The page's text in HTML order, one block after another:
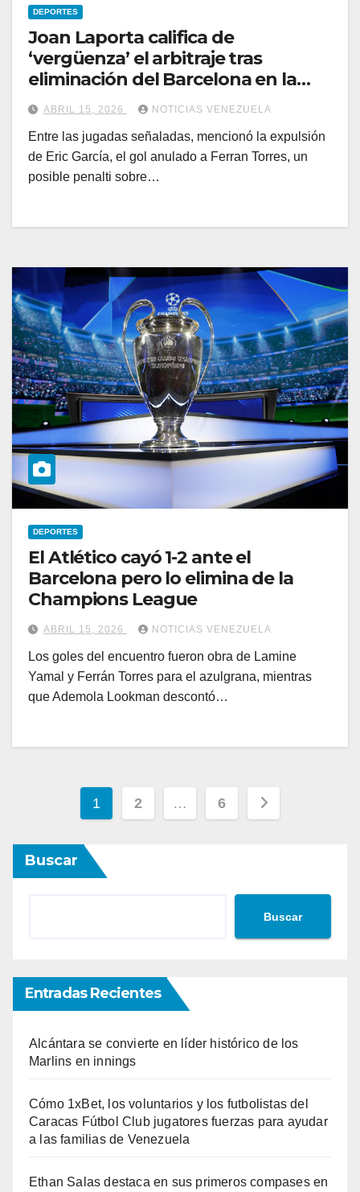
DEPORTES
Joan Laporta califica de
‘vergüenza’ el arbitraje tras
eliminación del Barcelona en la
Champions
ABRIL 15, 2026 NOTICIAS VENEZUELA
Entre las jugadas señaladas, mencionó la expulsión
de Eric García, el gol anulado a Ferran Torres, un
posible penalti sobre…
DEPORTES
El Atlético cayó 1-2 ante el
Barcelona pero lo elimina de la
Champions League
ABRIL 15, 2026 NOTICIAS VENEZUELA
Los goles del encuentro fueron obra de Lamine
Yamal y Ferrán Torres para el azulgrana, mientras
que Ademola Lookman descontó…
Paginación
de
entradas
1 2 … 6
Buscar
Buscar
Entradas Recientes
Alcántara se convierte en líder histórico de los
Marlins en innings
Cómo 1xBet, los voluntarios y los futbolistas del
Caracas Fútbol Club jugatores fuerzas para ayudar
a las familias de Venezuela
Ethan Salas destaca en sus primeros compases en